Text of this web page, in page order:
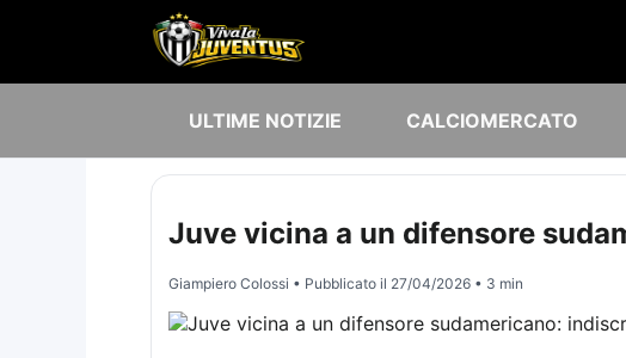
ULTIME NOTIZIE CALCIOMERCATO
Juve vicina a un difensore
Giampiero Colossi • Pubblicato il 27/04/2026• 3 min